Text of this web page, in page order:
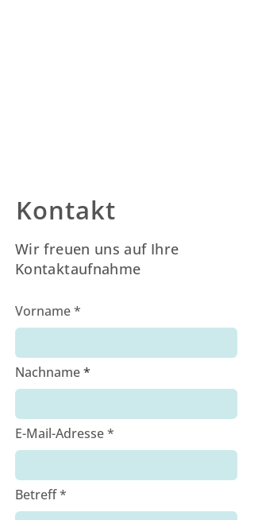
Kontakt
Wir freuen uns auf Ihre
Kontaktaufnahme
Vorname
Nachname
E-Mail-Adresse
Betreff